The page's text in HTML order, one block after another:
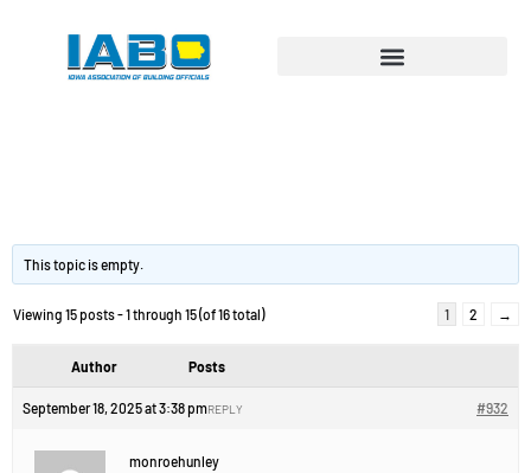
This topic is empty.
Viewing 15 posts - 1 through 15 (of 16 total) 1 2 →
Author Posts
September 18, 2025 at 3:38 pm #932
REPLY
monroehunley